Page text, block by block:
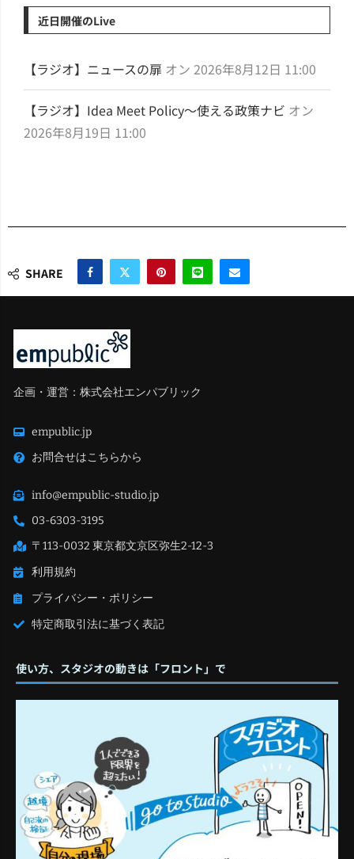
近日開催のLive
【ラジオ】ニュースの扉 オン 2026年8月12日 11:00
【ラジオ】Idea Meet Policy～使える政策ナビ オン
2026年8月19日 11:00
SHARE
企画・運営：株式会社エンパブリック
empublic.jp
お問合せはこちらから
info@empublic-studio.jp
03-6303-3195
〒113-0032 東京都文京区弥生2-12-3
利用規約
プライバシー・ポリシー
特定商取引法に基づく表記
使い方、スタジオの動きは「フロント」で